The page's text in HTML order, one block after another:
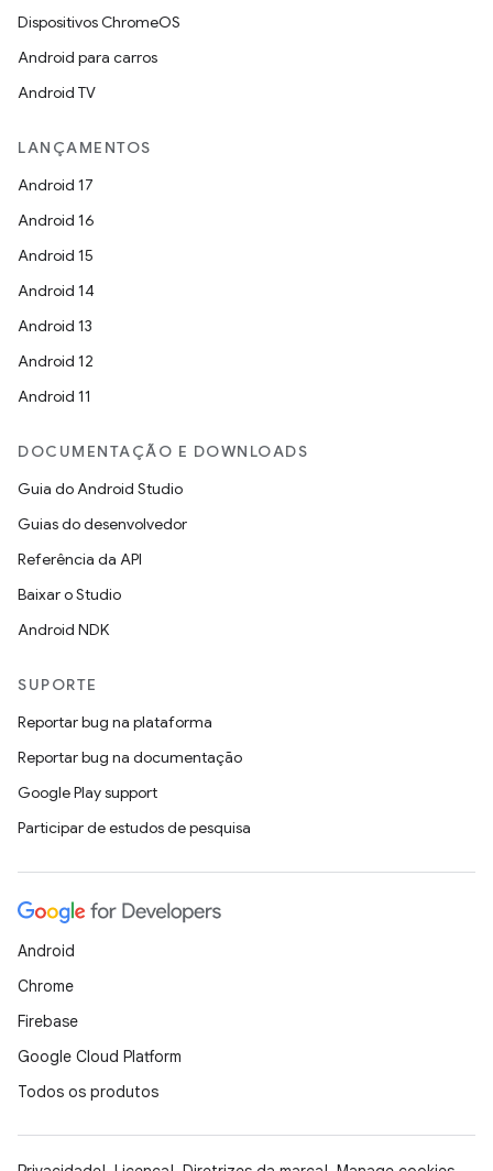
Dispositivos ChromeOS
Android para carros
Android TV
LANÇAMENTOS
Android 17
Android 16
Android 15
Android 14
Android 13
Android 12
Android 11
DOCUMENTAÇÃO E DOWNLOADS
Guia do Android Studio
Guias do desenvolvedor
Referência da API
Baixar o Studio
Android NDK
SUPORTE
Reportar bug na plataforma
Reportar bug na documentação
Google Play support
Participar de estudos de pesquisa
Android
Chrome
Firebase
Google Cloud Platform
Todos os produtos